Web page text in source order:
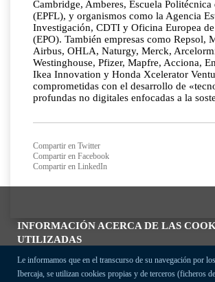
INFORMACIÓN ACERCA DE LAS
UTILIZADAS
Le informamos que en el transcurso de su navegación por
Ibercaja, se utilizan cookies propias y de terceros (ficheros
Cambridge, Amberes, Escuela Politécnica
(EPFL), y organismos como la Agencia
Investigación, CDTI y Oficina Europea de
(EPO). También empresas como Repsol,
Airbus, OHLA, Naturgy, Merck,
Westinghouse, Pfizer, Mapfre, Acciona,
Ikea Innovation y Honda Xcelerator
comprometidas con el desarrollo de
profundas no digitales enfocadas a la
Compartir en Twitter
Compartir en Facebook
Compartir en LinkedIn